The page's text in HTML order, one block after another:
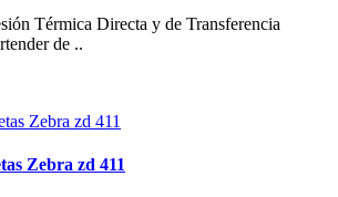
Térmica Directa y de Transferencia
de ..
Zebra zd 411